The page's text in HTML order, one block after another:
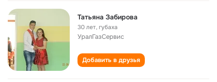
Татьяна Забирова
30 лет,губаха
УралГазСервис
Добавить в друзья